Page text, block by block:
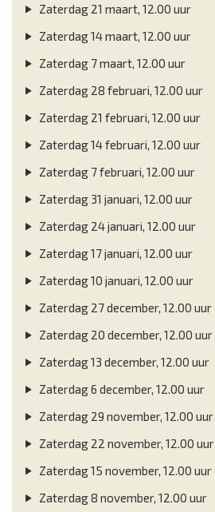
Zaterdag 21 maart, 12.00 uur
Zaterdag 14 maart, 12.00 uur
Zaterdag 7 maart, 12.00 uur
Zaterdag 28 februari, 12.00 uur
Zaterdag 21 februari, 12.00 uur
Zaterdag 14 februari, 12.00 uur
Zaterdag 7 februari, 12.00 uur
Zaterdag 31 januari, 12.00 uur
Zaterdag 24 januari, 12.00 uur
Zaterdag 17 januari, 12.00 uur
Zaterdag 10 januari, 12.00 uur
Zaterdag 27 december, 12.00 uur
Zaterdag 20 december, 12.00 uur
Zaterdag 13 december, 12.00 uur
Zaterdag 6 december, 12.00 uur
Zaterdag 29 november, 12.00 uur
Zaterdag 22 november, 12.00 uur
Zaterdag 15 november, 12.00 uur
Zaterdag 8 november, 12.00 uur